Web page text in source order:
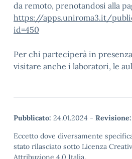
da remoto, prenotandosi alla
https://apps.uniroma3.it/
id=450
Per chi parteciperà in
visitare anche i laboratori, le
Pubblicato: 24.01.2024 - Revisione:
Eccetto dove diversamente
stato rilasciato sotto Licenza
Attribuzione 4.0 Italia.